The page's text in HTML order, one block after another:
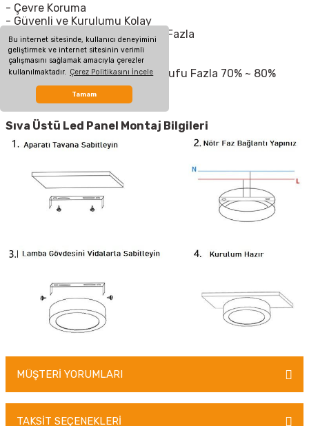
Bu internet sitesinde, kullanıcı deneyimini
geliştirmek ve internet sitesinin verimli
çalışmasını sağlamak amacıyla çerezler
kullanılmaktadır.
Çerez Politikasını İncele
Tamam
- Çevre Koruma
- Güvenli ve Kurulumu Kolay
- Uzun Ömürlü, 15000 Saatten Fazla
- Kırık Cam Tehlikesi Yok
- Düşük Güç Tüketimi
- Yüksek Verimlilik, Enerji Tasarrufu Fazla 70% ~ 80%
- Şık Tasarım
- Alüminyum Alaşımlı Kabuk
Sıva Üstü Led Panel Montaj Bilgileri
MÜŞTERİ YORUMLARI
TAKSİT SEÇENEKLERİ